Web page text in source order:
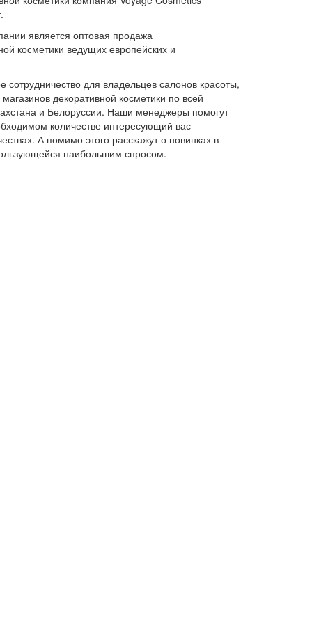
является оптовая продажа
косметики ведущих европейских и
для владельцев салонов красоты,
декоративной косметики по всей
и Белоруссии. Наши менеджеры помогут
количестве интересующий вас
А помимо этого расскажут о новинках в
наибольшим спросом.